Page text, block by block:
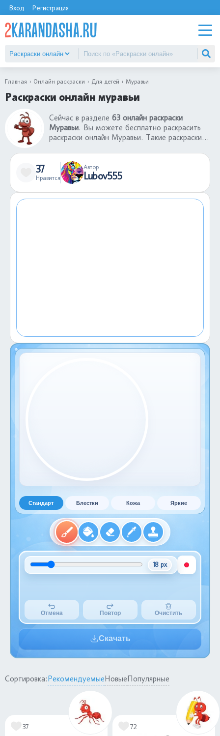
Вход Регистрация
Главная Онлайн раскраски Для детей Муравьи
Раскраски онлайн муравьи
Сейчас в разделе 63 онлайн раскраски
Муравьи. Вы можете бесплатно раскрасить
раскраски онлайн Муравьи. Такие раскраски
принтера и бумаги. Готовую раскрашенную
картинку можно сохранить себе, а если
результат не понравился, можно заново
Стандарт Блестки Кожа Яркие
18 px
Отмена Повтор Очистить
Скачать
37
Нравится
Автор
Lubov555
Сортировка:РекомендуемыеНовыеПопулярные
37 72